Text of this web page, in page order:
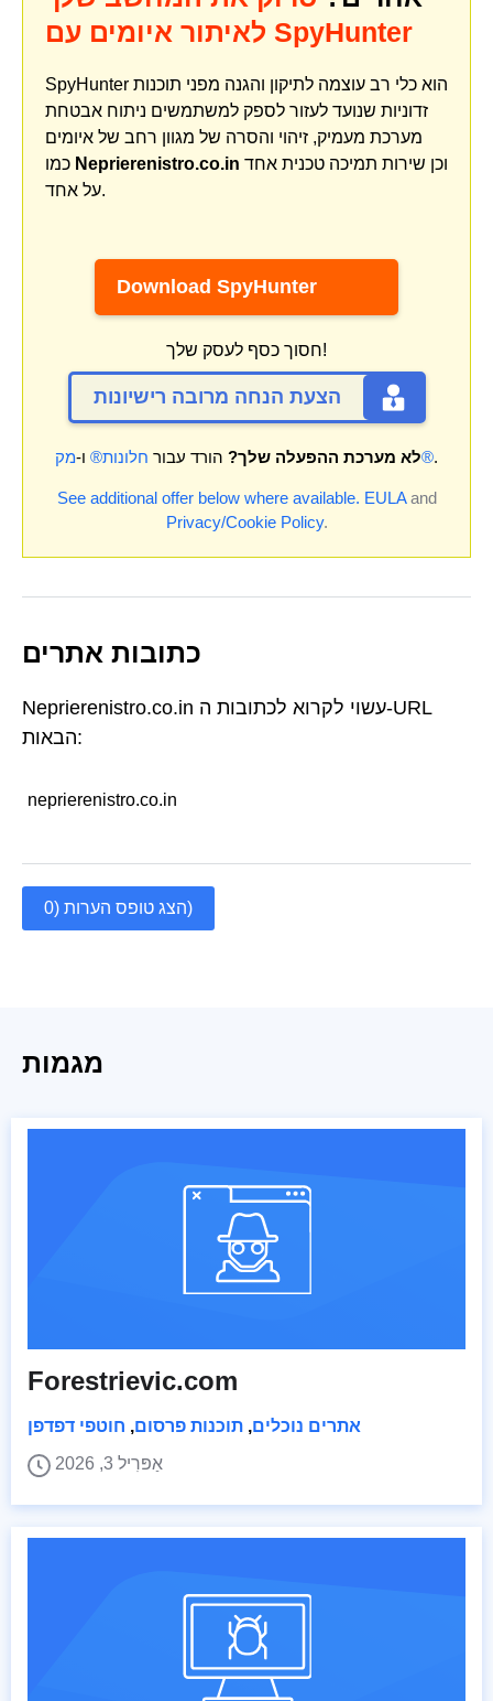
לאיתור איומים עם SpyHunter
SpyHunter הוא כלי רב עוצמה לתיקון והגנה מפני תוכנות
זדוניות שנועד לעזור לספק למשתמשים ניתוח אבטחת
מערכת מעמיק, זיהוי והסרה של מגוון רחב של איומים
Neprierenistro.co.in
על אחד.
Download SpyHunter
חסוך כסף לעסק שלך!
הצעת הנחה מרובה רישיונות
לא מערכת ההפעלה שלך? הורד עבור חלונות® ו- מק®.
See additional offer below where available. EULAand
Privacy/Cookie Policy.
כתובות אתרים
Neprierenistro.co.in עשוי לקרוא לכתובות ה-URL
הבאות:
neprierenistro.co.in
הצג טופס הערות (0)
מגמות
Forestrievic.com
אתרים נוכלים, תוכנות פרסום, חוטפי דפדפן
אַפּרִיל 3, 2026